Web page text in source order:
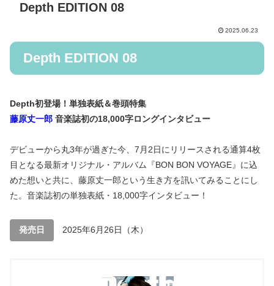
Depth EDITION 08
2025.06.23
Depth EDITION 08
Depth初登場！単独表紙＆巻頭特集
藤原丈一郎 音楽誌初の18,000字ロングインタビュー
デビューから丸3年が過ぎた今、7月2日にリリースされる通算4枚
目となる最新オリジナル・アルバム『BON BON VOYAGE』に込
めた想いと共に、藤原丈一郎という生き方を訊いてみることにし
た。音楽誌初の単独表紙・18,000字インタビュー！
発売日 2025年6月26日（木）